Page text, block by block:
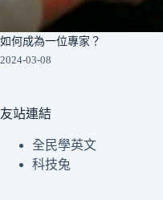
如何成為一位專家？
2024-03-08
友站連結
全民學英文
科技兔